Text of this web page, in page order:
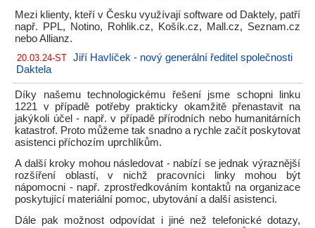
Mezi klienty, kteří v Česku využívají software od Daktely, patří
např. PPL, Notino, Rohlik.cz, Košík.cz, Mall.cz, Seznam.cz
nebo Allianz.
20.03.24-ST Jiří Havlíček - nový generální ředitel společnosti
Daktela
Díky našemu technologickému řešení jsme schopni linku
1221 v případě potřeby prakticky okamžitě přenastavit na
jakýkoli účel - např. v případě přírodních nebo humanitárních
katastrof. Proto můžeme tak snadno a rychle začít poskytovat
asistenci příchozím uprchlíkům.
A další kroky mohou následovat - nabízí se jednak výraznější
rozšíření oblastí, v nichž pracovníci linky mohou být
nápomocni - např. zprostředkováním kontaktů na organizace
poskytující materiální pomoc, ubytování a další asistenci.
Dále pak možnost odpovídat i jiné než telefonické dotazy,